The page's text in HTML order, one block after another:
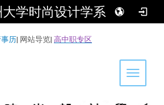
大学时尚设计学系
历| 网站导览| 高中职专区
Toggle